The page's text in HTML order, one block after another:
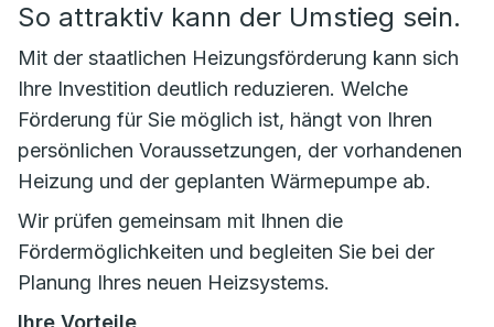
So attraktiv kann der Umstieg sein.
Mit der staatlichen Heizungsförderung kann sich
Ihre Investition deutlich reduzieren. Welche
Förderung für Sie möglich ist, hängt von Ihren
persönlichen Voraussetzungen, der vorhandenen
Heizung und der geplanten Wärmepumpe ab.
Wir prüfen gemeinsam mit Ihnen die
Fördermöglichkeiten und begleiten Sie bei der
Planung Ihres neuen Heizsystems.
Ihre Vorteile